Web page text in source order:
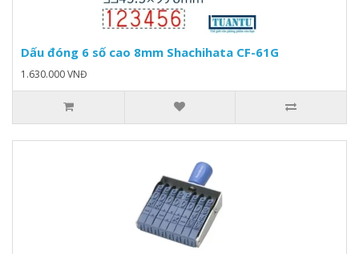
Dấu đóng 6 số cao 8mm Shachihata CF-61G
1.630.000 VNĐ